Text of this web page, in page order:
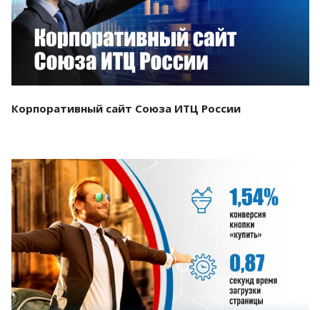
Корпоративный сайт Союза ИТЦ России
Смотреть проект